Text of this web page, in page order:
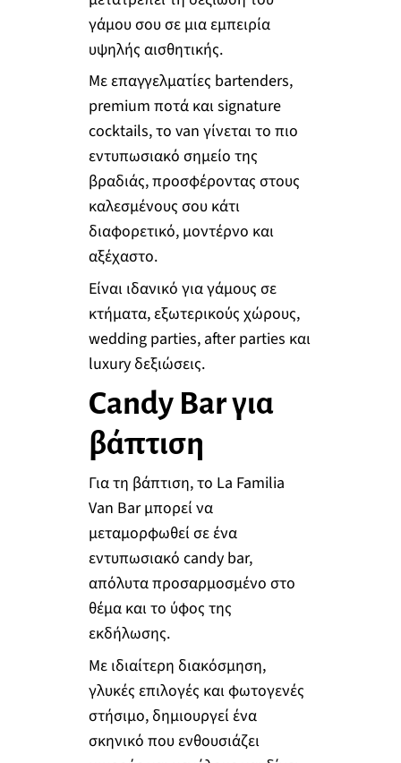
γάμου σου σε μια εμπειρία
υψηλής αισθητικής.
Με επαγγελματίες bartenders,
premium ποτά και signature
cocktails, το van γίνεται το πιο
εντυπωσιακό σημείο της
βραδιάς, προσφέροντας στους
καλεσμένους σου κάτι
διαφορετικό, μοντέρνο και
αξέχαστο.
Είναι ιδανικό για γάμους σε
κτήματα, εξωτερικούς χώρους,
wedding parties, after parties και
luxury δεξιώσεις.
Candy Bar για
βάπτιση
Για τη βάπτιση, το La Familia
Van Bar μπορεί να
μεταμορφωθεί σε ένα
εντυπωσιακό candy bar,
απόλυτα προσαρμοσμένο στο
θέμα και το ύφος της
εκδήλωσης.
Με ιδιαίτερη διακόσμηση,
γλυκές επιλογές και φωτογενές
στήσιμο, δημιουργεί ένα
σκηνικό που ενθουσιάζει